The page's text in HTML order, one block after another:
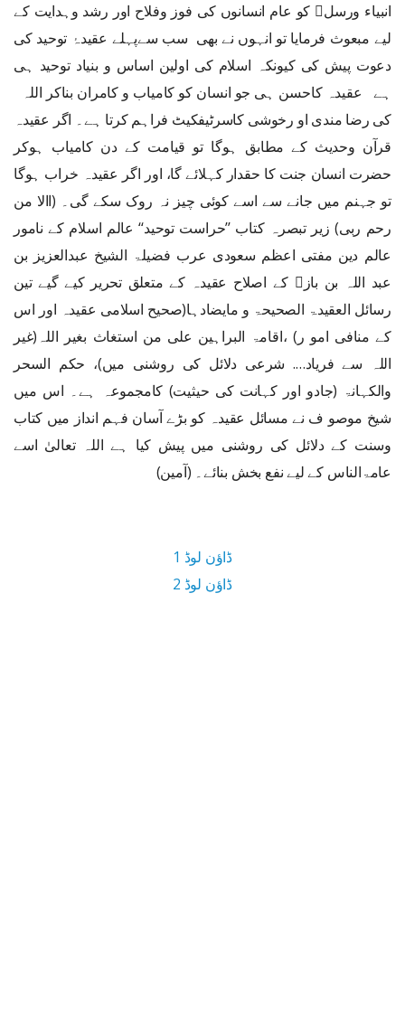
انبیاء ورسل﷩ کو عام انسانوں کی فوز وفلاح اور رشد وہدایت کے
لیے مبعوث فرمایا تو انہوں نے بھی سب سےپہلے عقیدۂ توحید کی
دعوت پیش کی کیونکہ اسلام کی اولین اساس و بنیاد توحید ہی
ہے عقیدہ کاحسن ہی جو انسان کو کامیاب و کامران بناکر اللہ
کی رضا مندی او رخوشی کاسرٹیفکیٹ فراہم کرتا ہے۔ اگر عقیدہ
قرآن وحدیث کے مطابق ہوگا تو قیامت کے دن کامیاب ہوکر
حضرت انسان جنت کا حقدار کہلائے گا، اور اگر عقیدہ خراب ہوگا
تو جہنم میں جانے سے اسے کوئی چیز نہ روک سکے گی۔ (االا من
رحم ربی) زیر تبصرہ کتاب ’’حراست توحید‘‘ عالم اسلام کے نامور
عالم دین مفتی اعظم سعودی عرب فضیلۃ الشیخ عبدالعزیز بن
عبد اللہ بن باز﷫ کے اصلاح عقیدہ کے متعلق تحریر کیے گیے تین
رسائل العقیدۃ الصحیحۃ و مایضادہا(صحیح اسلامی عقیدہ اور اس
کے منافی امو ر) ،اقامۃ البراہین علی من استغاث بغیر اللہ(غیر
اللہ سے فریاد…. شرعی دلائل کی روشنی میں)، حکم السحر
والکہانۃ (جادو اور کہانت کی حیثیت) کامجموعہ ہے۔ اس میں
شیخ موصو ف نے مسائل عقیدہ کو بڑے آسان فہم انداز میں کتاب
وسنت کے دلائل کی روشنی میں پیش کیا ہے اللہ تعالیٰ اسے
عامۃالناس کے لیے نفع بخش بنائے۔ (آمین)
ڈاؤن لوڈ 1
ڈاؤن لوڈ 2